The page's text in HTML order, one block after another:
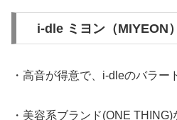
i-dle ミヨン（MIYEON
・高音が得意で、i-dleのバラー
・美容系ブランド(ONE